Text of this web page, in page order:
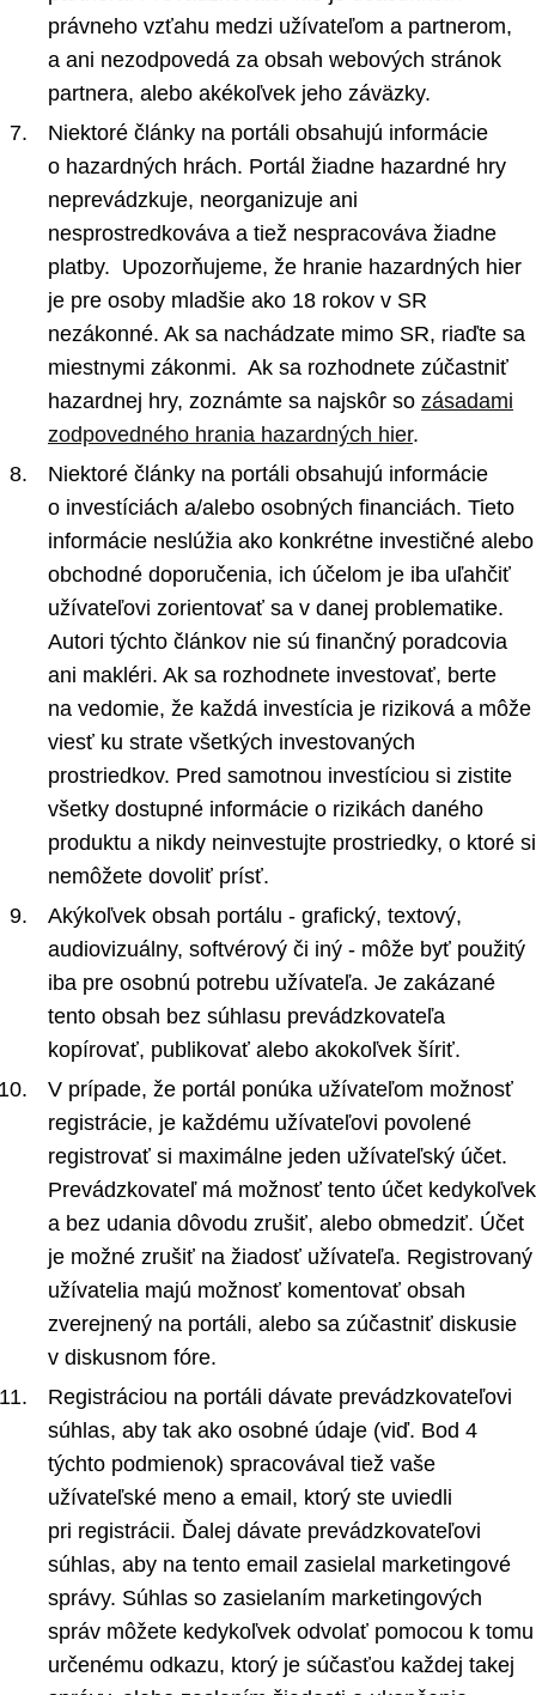
právneho vzťahu medzi užívateľom a partnerom,
a ani nezodpovedá za obsah webových stránok
partnera, alebo akékoľvek jeho záväzky.
Niektoré články na portáli obsahujú informácie
o hazardných hrách. Portál žiadne hazardné hry
neprevádzkuje, neorganizuje ani
nesprostredkováva a tiež nespracováva žiadne
platby. Upozorňujeme, že hranie hazardných hier
je pre osoby mladšie ako 18 rokov v SR
nezákonné. Ak sa nachádzate mimo SR, riaďte sa
miestnymi zákonmi. Ak sa rozhodnete zúčastniť
hazardnej hry, zoznámte sa najskôr so zásadami
zodpovedného hrania hazardných hier.
Niektoré články na portáli obsahujú informácie
o investíciách a/alebo osobných financiách. Tieto
informácie neslúžia ako konkrétne investičné alebo
obchodné doporučenia, ich účelom je iba uľahčiť
užívateľovi zorientovať sa v danej problematike.
Autori týchto článkov nie sú finančný poradcovia
ani makléri. Ak sa rozhodnete investovať, berte
na vedomie, že každá investícia je riziková a môže
viesť ku strate všetkých investovaných
prostriedkov. Pred samotnou investíciou si zistite
všetky dostupné informácie o rizikách daného
produktu a nikdy neinvestujte prostriedky, o ktoré si
nemôžete dovoliť prísť.
Akýkoľvek obsah portálu - grafický, textový,
audiovizuálny, softvérový či iný - môže byť použitý
iba pre osobnú potrebu užívateľa. Je zakázané
tento obsah bez súhlasu prevádzkovateľa
kopírovať, publikovať alebo akokoľvek šíriť.
V prípade, že portál ponúka užívateľom možnosť
registrácie, je každému užívateľovi povolené
registrovať si maximálne jeden užívateľský účet.
Prevádzkovateľ má možnosť tento účet kedykoľvek
a bez udania dôvodu zrušiť, alebo obmedziť. Účet
je možné zrušiť na žiadosť užívateľa. Registrovaný
užívatelia majú možnosť komentovať obsah
zverejnený na portáli, alebo sa zúčastniť diskusie
v diskusnom fóre.
Registráciou na portáli dávate prevádzkovateľovi
súhlas, aby tak ako osobné údaje (viď. Bod 4
týchto podmienok) spracovával tiež vaše
užívateľské meno a email, ktorý ste uviedli
pri registrácii. Ďalej dávate prevádzkovateľovi
súhlas, aby na tento email zasielal marketingové
správy. Súhlas so zasielaním marketingových
správ môžete kedykoľvek odvolať pomocou k tomu
určenému odkazu, ktorý je súčasťou každej takej